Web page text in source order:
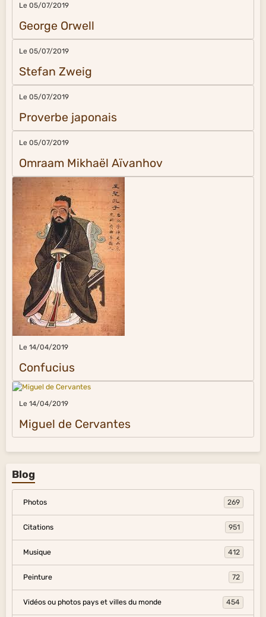
Le 05/07/2019
George Orwell
Le 05/07/2019
Stefan Zweig
Le 05/07/2019
Proverbe japonais
Le 05/07/2019
Omraam Mikhaël Aïvanhov
Le 14/04/2019
Confucius
Le 14/04/2019
Miguel de Cervantes
Blog
Photos 269
Citations 951
Musique 412
Peinture 72
Vidéos ou photos pays et villes du monde 454